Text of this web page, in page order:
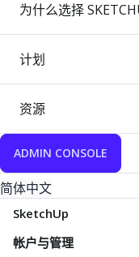
为什么选择
计划
资源
ADMIN CONSOLE
简体中文
SketchUp
帐户与管理